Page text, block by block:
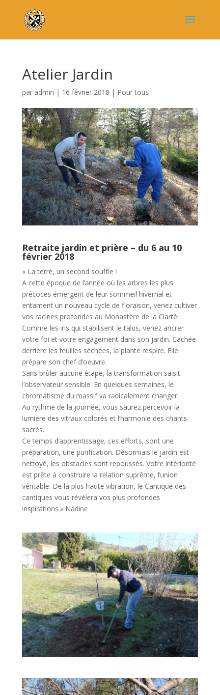
Atelier Jardin
par admin | 16 février 2018 | Pour tous
Retraite jardin et prière – du 6 au 10
février 2018
« La terre, un second souffle !
A cette époque de l’année où les arbres les plus
précoces émergent de leur sommeil hivernal et
entament un nouveau cycle de floraison, venez cultiver
vos racines profondes au Monastère de la Clarté.
Comme les iris qui stabilisent le talus, venez ancrer
votre foi et votre engagement dans son jardin. Cachée
derrière les feuilles séchées, la plante respire. Elle
prépare son chef d’oeuvre.
Sans brûler aucune étape, la transformation saisit
l’observateur sensible. En quelques semaines, le
chromatisme du massif va radicalement changer.
Au rythme de la journée, vous saurez percevoir la
lumière des vitraux colorés et l’harmonie des chants
sacrés.
Ce temps d’apprentissage, ces efforts, sont une
préparation, une purification. Désormais le jardin est
nettoyé, les obstacles sont repoussés. Votre intériorité
est prête à construire la relation suprême, l’union
véritable. De la plus haute vibration, le Cantique des
cantiques vous révélera vos plus profondes
inspirations.» Nadine